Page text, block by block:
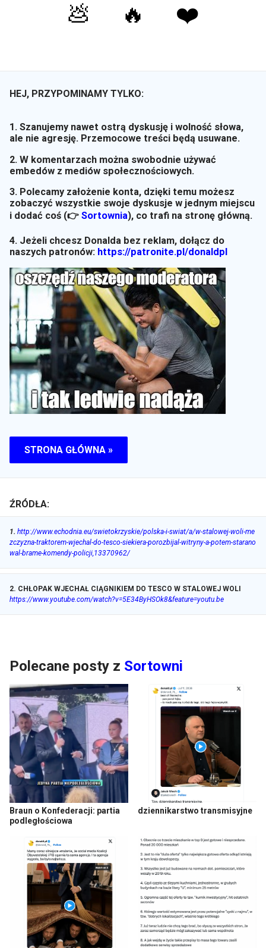
💩 🔥 ❤️
HEJ, PRZYPOMINAMY TYLKO:
1. Szanujemy nawet ostrą dyskusję i wolność słowa,
ale nie agresję. Przemocowe treści będą usuwane.
2. W komentarzach można swobodnie używać
embedów z mediów społecznościowych.
3. Polecamy założenie konta, dzięki temu możesz
zobaczyć wszystkie swoje dyskusje w jednym miejscu
i dodać coś (👉 Sortownia), co trafi na stronę główną.
4. Jeżeli chcesz Donalda bez reklam, dołącz do
naszych patronów: https://patronite.pl/donaldpl
STRONA GŁÓWNA »
ŹRÓDŁA:
1. http://www.echodnia.eu/swietokrzyskie/polska-i-swiat/a/w-stalowej-woli-me
zczyzna-traktorem-wjechal-do-tesco-siekiera-porozbijal-witryny-a-potem-starano
wal-brame-komendy-policji,13370962/
2. CHŁOPAK WJECHAŁ CIĄGNIKIEM DO TESCO W STALOWEJ WOLI
https://www.youtube.com/watch?v=5E34ByHSOk8&feature=youtu.be
Polecane posty z Sortowni
Braun o Konfederacji: partia
podległościowa
dziennikarstwo transmisyjne